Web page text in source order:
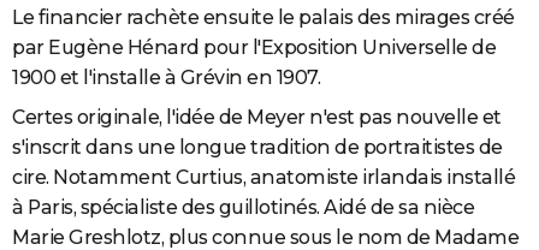
Le financier rachète ensuite le palais des mirages créé
par Eugène Hénard pour l'Exposition Universelle de
1900 et l'installe à Grévin en 1907.
Certes originale, l'idée de Meyer n'est pas nouvelle et
s'inscrit dans une longue tradition de portraitistes de
cire. Notamment Curtius, anatomiste irlandais installé
à Paris, spécialiste des guillotinés. Aidé de sa nièce
Marie Greshlotz, plus connue sous le nom de Madame